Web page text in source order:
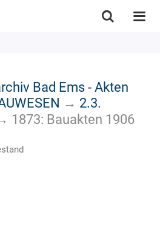
Bad Ems - Akten
→ 2.3.
1873: Bauakten 1906